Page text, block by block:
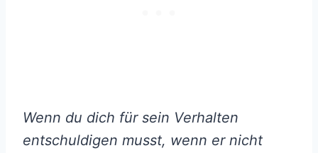
Wenn du dich für sein Verhalten
entschuldigen musst, wenn er nicht